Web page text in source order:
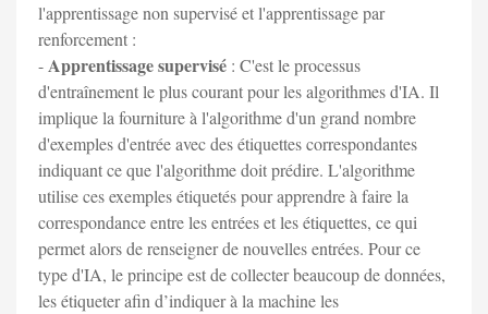
l'apprentissage non supervisé et l'apprentissage par
renforcement :
-Apprentissage supervisé : C'est le processus
d'entraînement le plus courant pour les algorithmes d'IA. Il
implique la fourniture à l'algorithme d'un grand nombre
d'exemples d'entrée avec des étiquettes correspondantes
indiquant ce que l'algorithme doit prédire. L'algorithme
utilise ces exemples étiquetés pour apprendre à faire la
correspondance entre les entrées et les étiquettes, ce qui
permet alors de renseigner de nouvelles entrées. Pour ce
type d'IA, le principe est de collecter beaucoup de données,
les étiqueter afin d’indiquer à la machine les